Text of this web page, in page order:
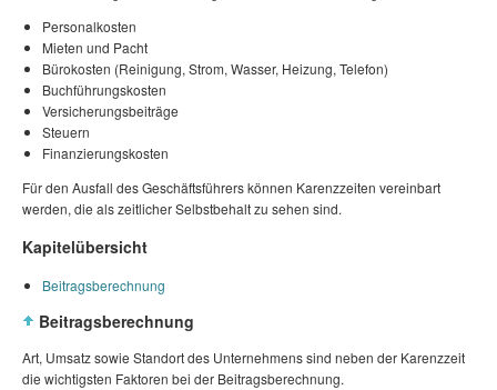
Personalkosten
Mieten und Pacht
Bürokosten (Reinigung, Strom, Wasser, Heizung, Telefon)
Buchführungskosten
Versicherungsbeiträge
Steuern
Finanzierungskosten
Für den Ausfall des Geschäftsführers können Karenzzeiten vereinbart
werden, die als zeitlicher Selbstbehalt zu sehen sind.
Kapitelübersicht
Beitragsberechnung
Beitragsberechnung
Art, Umsatz sowie Standort des Unternehmens sind neben der Karenzzeit
die wichtigsten Faktoren bei der Beitragsberechnung.